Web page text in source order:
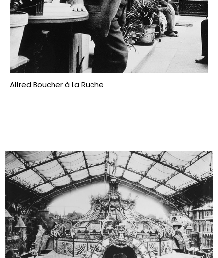
Alfred Boucher à La Ruche